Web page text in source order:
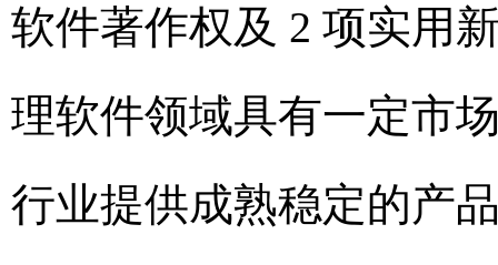
软件著作权及 2 项实用
理软件领域具有一定市
行业提供成熟稳定的产